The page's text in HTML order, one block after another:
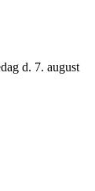
d. 7. august